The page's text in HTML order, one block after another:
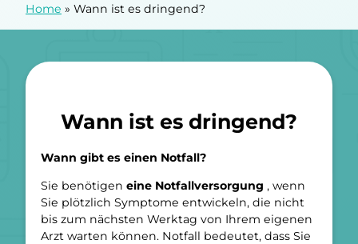
Home » Wann ist es dringend?
Wann ist es dringend?
Wann gibt es einen Notfall?
Sie benötigen eine Notfallversorgung , wenn
Sie plötzlich Symptome entwickeln, die nicht
bis zum nächsten Werktag von Ihrem eigenen
Arzt warten können. Notfall bedeutet, dass Sie